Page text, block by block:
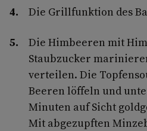
Die Grillfunktion des
Die Himbeeren mit
Staubzucker
verteilen. Die
Beeren löffeln und
Minuten auf Sicht
Mit abgezupften